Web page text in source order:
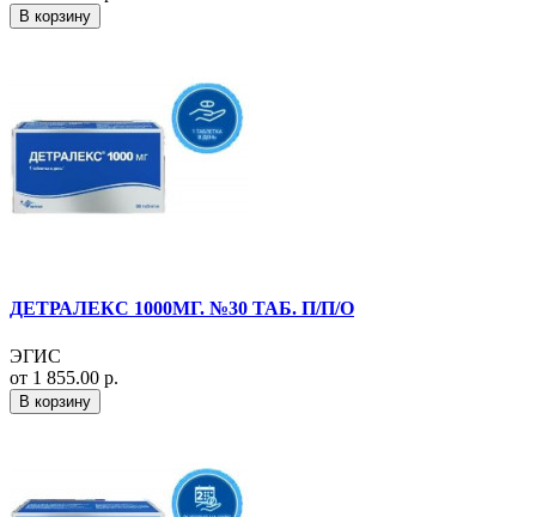
В корзину
ДЕТРАЛЕКС 1000МГ. №30 ТАБ. П/П/О
ЭГИС
от 1 855.00 р.
В корзину